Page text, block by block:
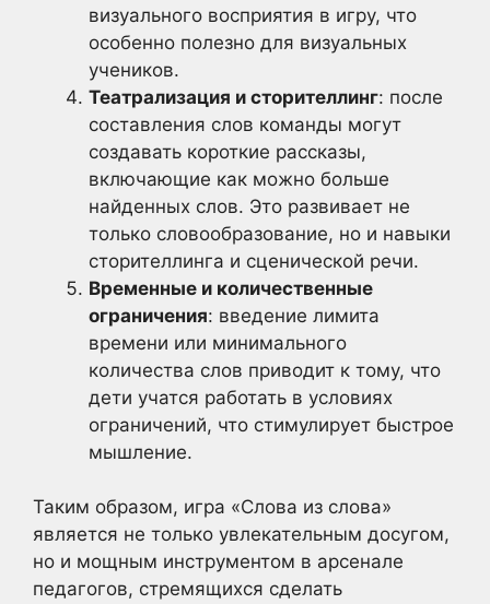
визуального восприятия в игру, что
особенно полезно для визуальных
учеников.
Театрализация и сторителлинг: после
составления слов команды могут
создавать короткие рассказы,
включающие как можно больше
найденных слов. Это развивает не
только словообразование, но и навыки
сторителлинга и сценической речи.
Временные и количественные
ограничения: введение лимита
времени или минимального
количества слов приводит к тому, что
дети учатся работать в условиях
ограничений, что стимулирует быстрое
мышление.
Таким образом, игра «Слова из слова»
является не только увлекательным досугом,
но и мощным инструментом в арсенале
педагогов, стремящихся сделать